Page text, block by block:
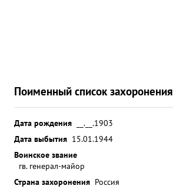
Поименный список захоронения
Дата рождения
__.__.1903
Дата выбытия 15.01.1944
Воинское звание
гв. генерал-майор
Страна захоронения Россия